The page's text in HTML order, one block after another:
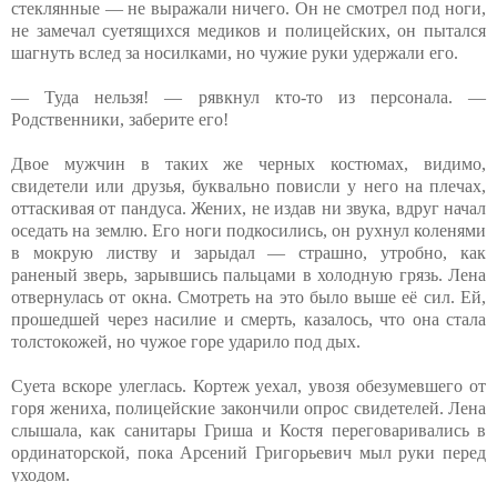
стеклянные — не выражали ничего. Он не смотрел под ноги,
не замечал суетящихся медиков и полицейских, он пытался
шагнуть вслед за носилками, но чужие руки удержали его.
— Туда нельзя! — рявкнул кто-то из персонала. —
Родственники, заберите его!
Двое мужчин в таких же черных костюмах, видимо,
свидетели или друзья, буквально повисли у него на плечах,
оттаскивая от пандуса. Жених, не издав ни звука, вдруг начал
оседать на землю. Его ноги подкосились, он рухнул коленями
в мокрую листву и зарыдал — страшно, утробно, как
раненый зверь, зарывшись пальцами в холодную грязь. Лена
отвернулась от окна. Смотреть на это было выше её сил. Ей,
прошедшей через насилие и смерть, казалось, что она стала
толстокожей, но чужое горе ударило под дых.
Суета вскоре улеглась. Кортеж уехал, увозя обезумевшего от
горя жениха, полицейские закончили опрос свидетелей. Лена
слышала, как санитары Гриша и Костя переговаривались в
ординаторской, пока Арсений Григорьевич мыл руки перед
уходом.